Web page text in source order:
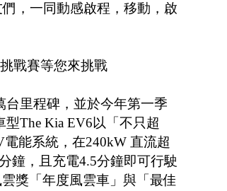
，一同動感啟程，移動，啟
戰賽等您來挑戰
里程碑，並於今年第一季
The Kia EV6以「不只超
能系統，在240kW 直流超
鐘，且充電4.5分鐘即可行駛
獎「年度風雲車」與「最佳